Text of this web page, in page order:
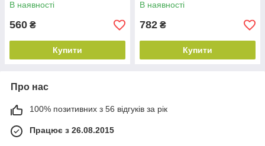
В наявності
560 ₴
Купити
В наявності
782 ₴
Купити
Про нас
100% позитивних з 56 відгуків за рік
Працює з 26.08.2015